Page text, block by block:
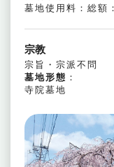
墓地使用料：総額
宗教
宗旨・宗派不問
墓地形態 ：
寺院墓地